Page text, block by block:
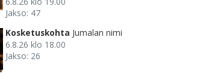
Jakso: 47
Kosketuskohta Jumalan nimi
6.8.26 klo 18.00
Jakso: 26